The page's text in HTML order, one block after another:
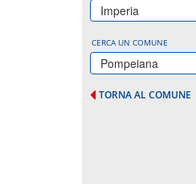
Imperia
CERCA UN COMUNE
Pompeiana
TORNA AL COMUNE